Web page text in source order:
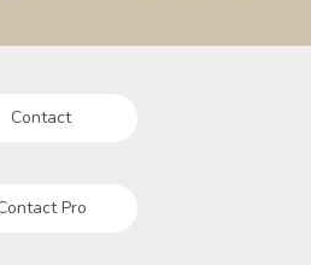
Contact
Pro